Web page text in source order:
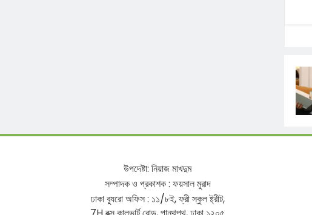
উপদেষ্টা: নিয়াজমাখদুম
সম্পাদকও প্রকাশক: ফয়সালমুরাদ
ঢাকাব্যুরোঅফিস: ১১/৮ই,ফ্রীস্কুলষ্ট্রীট,